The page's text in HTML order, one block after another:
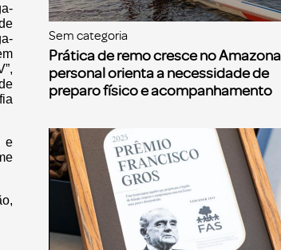
e
Sem categoria
Prática de remo cresce no
personal orienta a necessidade de
preparo físico e acompanhamento